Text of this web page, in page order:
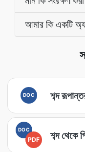
আমার কি একটি
DOC শব্দ
DOC
PDF শব্দ থেকে